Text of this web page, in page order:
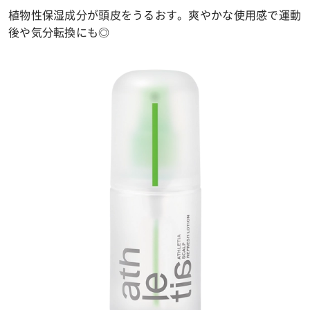
植物性保湿成分が頭皮をうるおす。爽やかな使用感で運動
後や気分転換にも◎